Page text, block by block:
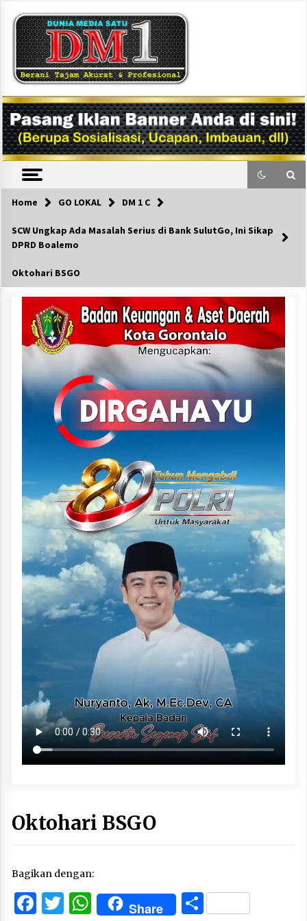
content
DM1
Home GO LOKAL DM 1 C
SCW Ungkap Ada Masalah Serius di Bank SulutGo, Ini Sikap
DPRD Boalemo
Oktohari BSGO
Oktohari BSGO
Bagikan dengan:
Facebook
Twitter
WhatsApp
Share Share